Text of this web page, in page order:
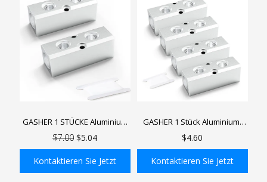
GASHER 1 STÜCKE Aluminium
Pneumatische Verteiler
&quot;Ausgangsanschluss
$7.00 $5.04
Kontaktieren Sie Jetzt
GASHER 1 Stück Aluminium-
Luftverteiler für pneumatische
1/4"-NPT-Ausgang, 1/2"-NPT-
$4.60
Kontaktieren Sie Jetzt